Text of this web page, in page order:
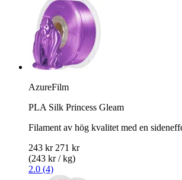
AzureFilm
PLA Silk Princess Gleam
Filament av hög kvalitet med en
243 kr 271 kr
(243 kr / kg)
2.0 (4)